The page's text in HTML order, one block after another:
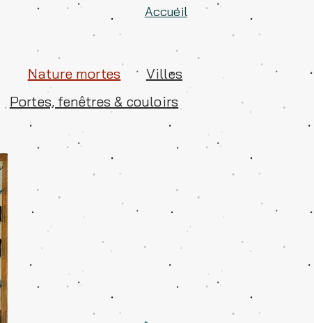
Accueil
Nature mortes
Villes
Portes, fenêtres & couloirs